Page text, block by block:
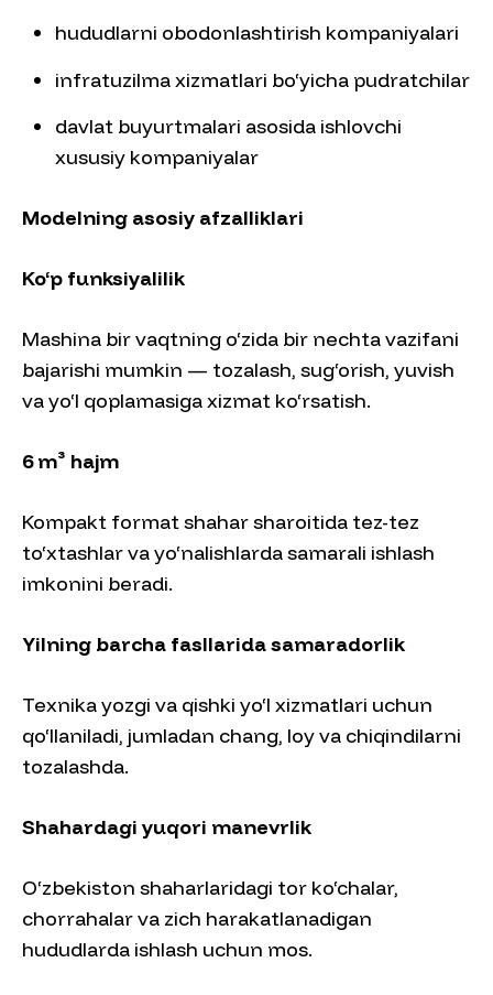
hududlarni obodonlashtirish kompaniyalari
infratuzilma xizmatlari bo‘yicha pudratchilar
davlat buyurtmalari asosida ishlovchi
xususiy kompaniyalar
Modelning asosiy afzalliklari
Ko‘p funksiyalilik
Mashina bir vaqtning o‘zida bir nechta vazifani
bajarishi mumkin — tozalash, sug‘orish, yuvish
va yo‘l qoplamasiga xizmat ko‘rsatish.
6 m³ hajm
Kompakt format shahar sharoitida tez-tez
to‘xtashlar va yo‘nalishlarda samarali ishlash
imkonini beradi.
Yilning barcha fasllarida samaradorlik
Texnika yozgi va qishki yo‘l xizmatlari uchun
qo‘llaniladi, jumladan chang, loy va chiqindilarni
tozalashda.
Shahardagi yuqori manevrlik
O‘zbekiston shaharlaridagi tor ko‘chalar,
chorrahalar va zich harakatlanadigan
hududlarda ishlash uchun mos.